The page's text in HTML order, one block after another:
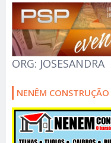
ORG: JOSESANDRA
NENÊM CONSTRUÇÃO